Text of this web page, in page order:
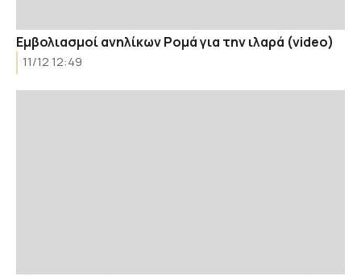
Εμβολιασμοί ανηλίκων Ρομά για την ιλαρά (video)
11/12 12:49